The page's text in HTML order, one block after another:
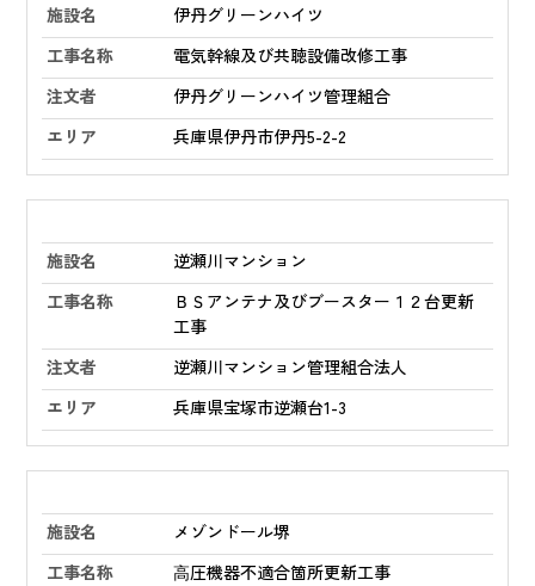
伊丹グリーンハイツ
電気幹線及び共聴設備改修工事
伊丹グリーンハイツ管理組合
兵庫県伊丹市伊丹5-2-2
逆瀬川マンション
ＢＳアンテナ及びブースター１２台更新
工事
逆瀬川マンション管理組合法人
兵庫県宝塚市逆瀬台1-3
メゾンドール堺
⾼圧機器不適合箇所更新工事